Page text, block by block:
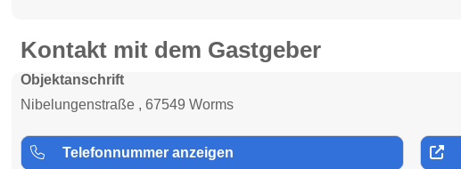
Kontakt mit dem Gastgeber
Objektanschrift
Nibelungenstraße , 67549 Worms
Telefonnummer anzeigen